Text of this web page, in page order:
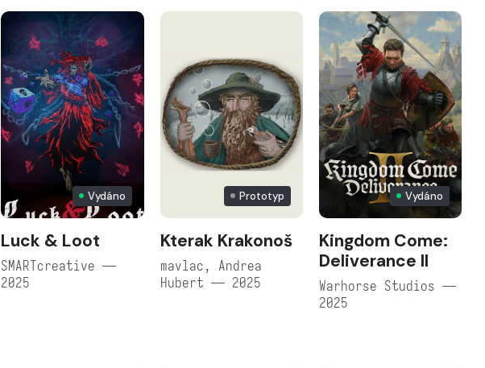
Vydáno
Luck & Loot
SMARTcreative —
2025
Prototyp
Kterak Krakonoš
mavlac, Andrea
Hubert — 2025
Vydáno
Kingdom Come:
Deliverance II
Warhorse Studios —
2025